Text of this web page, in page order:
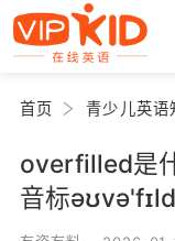
首页 青少儿英语
overfilled是
音标əʊvə'fɪld